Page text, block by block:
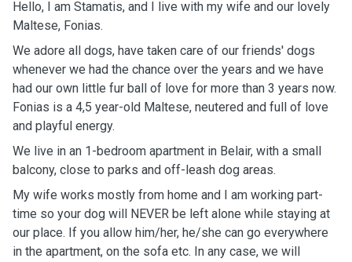
Hello, I am Stamatis, and I live with my wife and our lovely
Maltese, Fonias.
We adore all dogs, have taken care of our friends' dogs
whenever we had the chance over the years and we have
had our own little fur ball of love for more than 3 years now.
Fonias is a 4,5 year-old Maltese, neutered and full of love
and playful energy.
We live in an 1-bedroom apartment in Belair, with a small
balcony, close to parks and off-leash dog areas.
My wife works mostly from home and I am working part-
time so your dog will NEVER be left alone while staying at
our place. If you allow him/her, he/she can go everywhere
in the apartment, on the sofa etc. In any case, we will